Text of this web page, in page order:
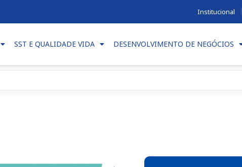
Institucional
SST E QUALIDADE VIDA DESENVOLVIMENTO DE NEGÓCIOS